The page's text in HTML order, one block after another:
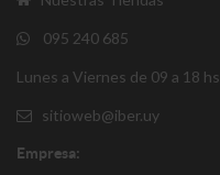
095 240 685
Lunes a Viernes de 09 a 18 hs
sitioweb@iber.uy
Empresa: